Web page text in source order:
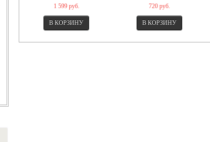
1 599 руб. 720 руб.